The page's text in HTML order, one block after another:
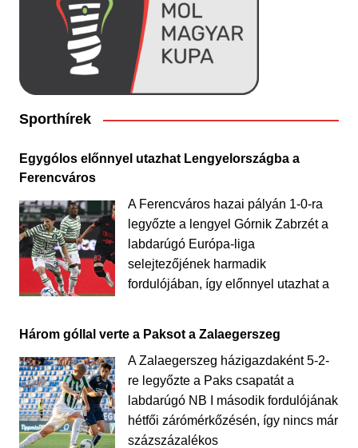
Sporthírek
Egygólos előnnyel utazhat Lengyelországba a
Ferencváros
A Ferencváros hazai pályán 1-0-ra
legyőzte a lengyel Górnik Zabrzét a
labdarúgó Európa-liga
selejtezőjének harmadik
fordulójában, így előnnyel utazhat a
Három góllal verte a Paksot a Zalaegerszeg
A Zalaegerszeg házigazdaként 5-2-
re legyőzte a Paks csapatát a
labdarúgó NB I második fordulójának
hétfői zárómérkőzésén, így nincs már
százszázalékos